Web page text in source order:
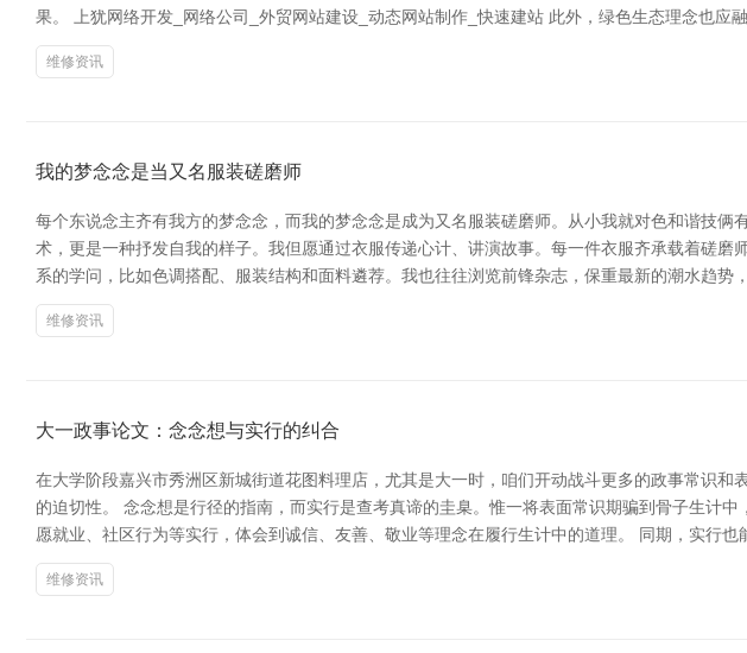
果。 上犹网络开发_网络公司_外贸网站建设_动态网站制作_快速建站 此外，绿色生态理念也应
维修资讯
我的梦念念是当又名服装磋磨师
每个东说念主齐有我方的梦念念，而我的梦念念是成为又名服装磋磨师。从小我就对色和谐技
术，更是一种抒发自我的样子。我但愿通过衣服传递心计、讲演故事。每一件衣服齐承载着磋
系的学问，比如色调搭配、服装结构和面料遴荐。我也往往浏览前锋杂志，保重最新的潮水趋势
维修资讯
大一政事论文：念念想与实行的纠合
在大学阶段嘉兴市秀洲区新城街道花图料理店，尤其是大一时，咱们开动战斗更多的政事常识
的迫切性。 念念想是行径的指南，而实行是查考真谛的圭臬。惟一将表面常识期骗到骨子生计
愿就业、社区行为等实行，体会到诚信、友善、敬业等理念在履行生计中的道理。 同期，实行
维修资讯